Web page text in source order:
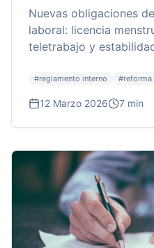
Nuevas obligaciones
laboral: licencia
teletrabajo y
#reglamento interno #reforma
12 Marzo 2026 7 min